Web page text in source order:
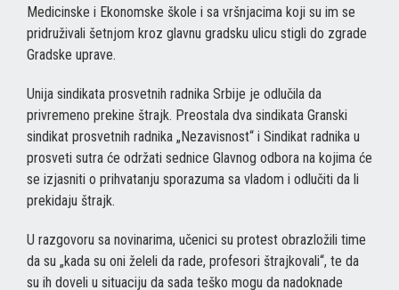
Medicinske i Ekonomske škole i sa vršnjacima koji su im se
pridruživali šetnjom kroz glavnu gradsku ulicu stigli do zgrade
Gradske uprave.
Unija sindikata prosvetnih radnika Srbije je odlučila da
privremeno prekine štrajk. Preostala dva sindikata Granski
sindikat prosvetnih radnika „Nezavisnost“ i Sindikat radnika u
prosveti sutra će održati sednice Glavnog odbora na kojima će
se izjasniti o prihvatanju sporazuma sa vladom i odlučiti da li
prekidaju štrajk.
U razgovoru sa novinarima, učenici su protest obrazložili time
da su „kada su oni želeli da rade, profesori štrajkovali“, te da
su ih doveli u situaciju da sada teško mogu da nadoknade